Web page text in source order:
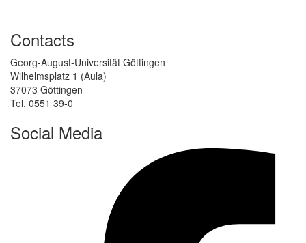
Contacts
Georg-August-Universität Göttingen
Wilhelmsplatz 1 (Aula)
37073 Göttingen
Tel. 0551 39-0
Social Media